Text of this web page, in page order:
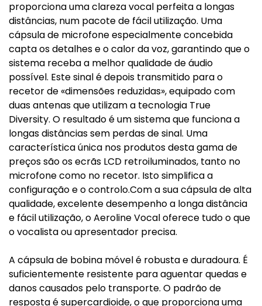
proporciona uma clareza vocal perfeita a longas
distâncias, num pacote de fácil utilização. Uma
cápsula de microfone especialmente concebida
capta os detalhes e o calor da voz, garantindo que o
sistema receba a melhor qualidade de áudio
possível. Este sinal é depois transmitido para o
recetor de «dimensões reduzidas», equipado com
duas antenas que utilizam a tecnologia True
Diversity. O resultado é um sistema que funciona a
longas distâncias sem perdas de sinal. Uma
característica única nos produtos desta gama de
preços são os ecrãs LCD retroiluminados, tanto no
microfone como no recetor. Isto simplifica a
configuração e o controlo.Com a sua cápsula de alta
qualidade, excelente desempenho a longa distância
e fácil utilização, o Aeroline Vocal oferece tudo o que
o vocalista ou apresentador precisa.
A cápsula de bobina móvel é robusta e duradoura. É
suficientemente resistente para aguentar quedas e
danos causados pelo transporte. O padrão de
resposta é supercardioide, o que proporciona uma